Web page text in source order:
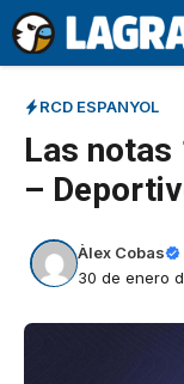
Saltar
al
contenido
RCD ESPANYOL
Las notas
–
Àlex Cobas
30 de enero